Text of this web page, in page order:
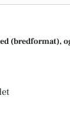
(bredformat),